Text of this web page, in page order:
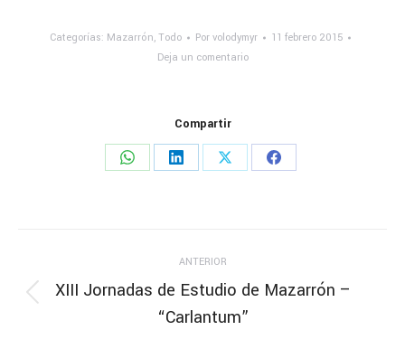
Categorías: Mazarrón, Todo Por volodymyr
11 febrero 2015
Deja un comentario
Compartir
Share
Share
Share
Share
entre
publicaciones
ANTERIOR
anterior:
XIII Jornadas de Estudio de Mazarrón –
“Carlantum”